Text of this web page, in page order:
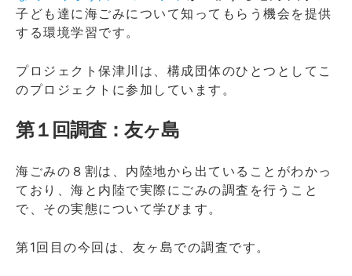
子ども達に海ごみについて知ってもらう機会を提供
する環境学習です。
プロジェクト保津川は、構成団体のひとつとしてこ
のプロジェクトに参加しています。
第１回調査：友ヶ島
海ごみの８割は、内陸地から出ていることがわかっ
ており、海と内陸で実際にごみの調査を行うこと
で、その実態について学びます。
第1回目の今回は、友ヶ島での調査です。